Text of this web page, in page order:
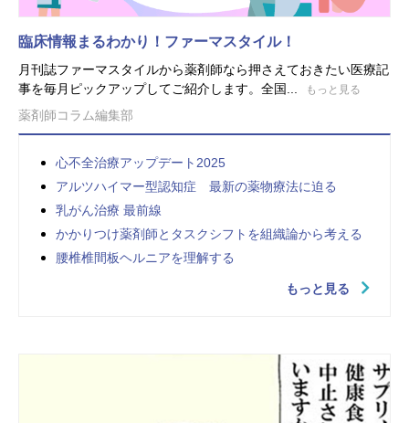
臨床情報まるわかり！ファーマスタイル！
月刊誌ファーマスタイルから薬剤師なら押さえておきたい医療記
事を毎月ピックアップしてご紹介します。全国...
もっと見る
薬剤師コラム編集部
心不全治療アップデート2025
アルツハイマー型認知症 最新の薬物療法に迫る
乳がん治療 最前線
かかりつけ薬剤師とタスクシフトを組織論から考える
腰椎椎間板ヘルニアを理解する
もっと見る